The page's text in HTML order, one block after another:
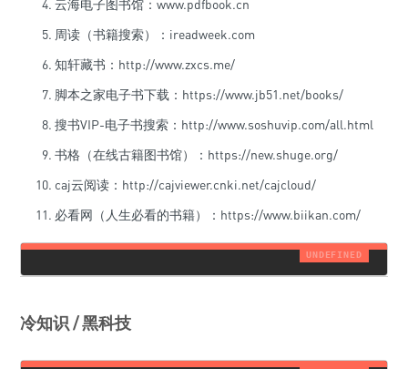
云海电子图书馆：www.pdfbook.cn
周读（书籍搜索）：ireadweek.com
知轩藏书：http://www.zxcs.me/
脚本之家电子书下载：https://www.jb51.net/books/
搜书VIP-电子书搜索：http://www.soshuvip.com/all.html
书格（在线古籍图书馆）：https://new.shuge.org/
caj云阅读：http://cajviewer.cnki.net/cajcloud/
必看网（人生必看的书籍）：https://www.biikan.com/
冷知识 / 黑科技